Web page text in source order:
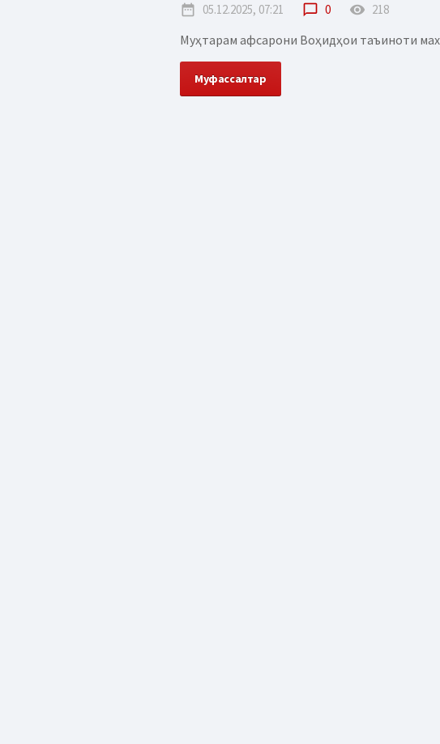
date_range 05.12.2025, 07:21 chat_bubble_outline 0 remove_red_eye 218
Муҳтарам афсарони Воҳидҳои таъиноти
Муфассалтар